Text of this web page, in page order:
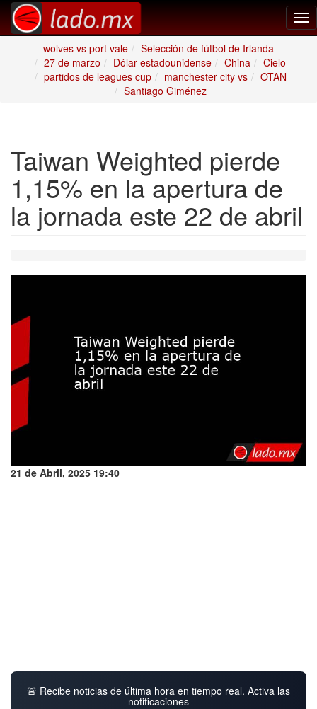
wolves vs port vale
Selección de fútbol de Irlanda
27 de marzo
Dólar estadounidense China
Cielo
partidos de leagues cup
manchester city vs
OTAN
Santiago Giménez
Taiwan Weighted pierde
1,15% en la apertura de
la jornada este 22 de abril
21 de Abril, 2025 19:40
🚨 Recibe noticias de última hora en tiempo real. Activa las
notificaciones